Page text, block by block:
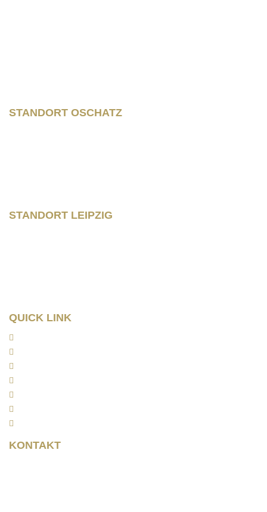
STANDORT OSCHATZ
STANDORT LEIPZIG
QUICK LINK
KONTAKT